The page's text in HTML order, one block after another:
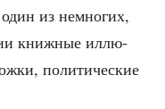
из немно­гих,
книж­ные иллю­
поли­ти­че­ские